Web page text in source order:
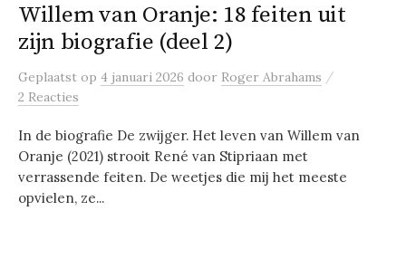
Willem van Oranje: 18 feiten uit
zijn biografie (deel 2)
Geplaatst op 4 januari 2026 door Roger Abrahams /
2 Reacties
In de biografie De zwijger. Het leven van Willem van
Oranje (2021) strooit René van Stipriaan met
verrassende feiten. De weetjes die mij het meeste
opvielen, ze...